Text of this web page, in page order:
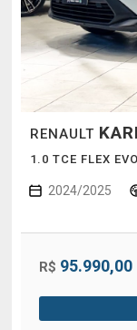
RENAULT
1.0 TCE FLEX
2024/2025
R$ 95.990,00